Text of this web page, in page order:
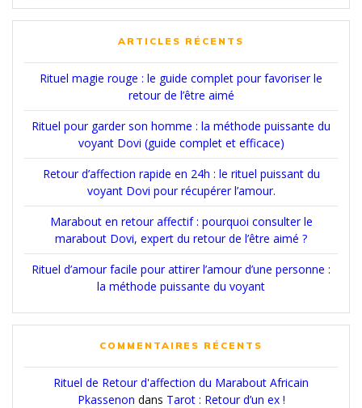
:
ARTICLES RÉCENTS
Rituel magie rouge : le guide complet pour favoriser le
retour de l’être aimé
Rituel pour garder son homme : la méthode puissante du
voyant Dovi (guide complet et efficace)
Retour d’affection rapide en 24h : le rituel puissant du
voyant Dovi pour récupérer l’amour.
Marabout en retour affectif : pourquoi consulter le
marabout Dovi, expert du retour de l’être aimé ?
Rituel d’amour facile pour attirer l’amour d’une personne :
la méthode puissante du voyant
COMMENTAIRES RÉCENTS
Rituel de Retour d'affection du Marabout Africain
Pkassenon dans Tarot : Retour d’un ex !